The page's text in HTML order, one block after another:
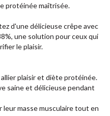
protéinée maîtrisée.
d'une délicieuse crêpe avec
une solution pour ceux qui
le plaisir.
plaisir et diète protéinée.
saine et délicieuse pendant
masse musculaire tout en